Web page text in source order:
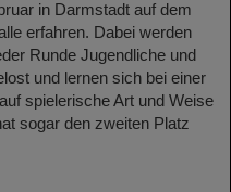
in Darmstadt auf dem
erfahren. Dabei werden
Runde Jugendliche und
und lernen sich bei einer
spielerische Art und Weise
sogar den zweiten Platz